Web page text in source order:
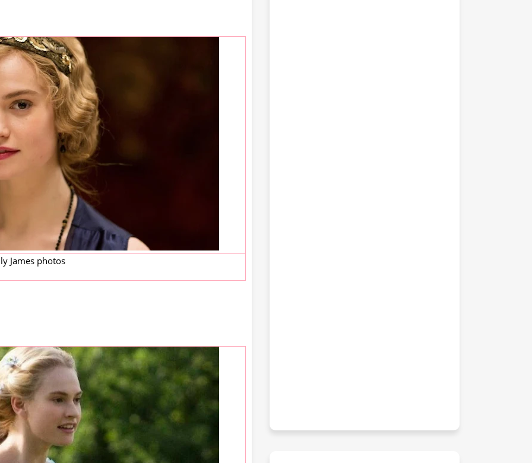
James photos